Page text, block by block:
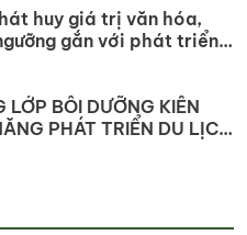
huy giá trị văn hóa,
gắn với phát triển
LỚP BỒI DƯỠNG KIẾN
PHÁT TRIỂN DU LỊCH
Nâng cao năng lực